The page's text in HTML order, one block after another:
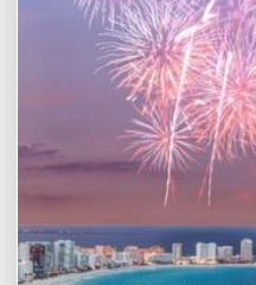
Csoportos
idegenvezetővel
489 000 Ft-tól/fő